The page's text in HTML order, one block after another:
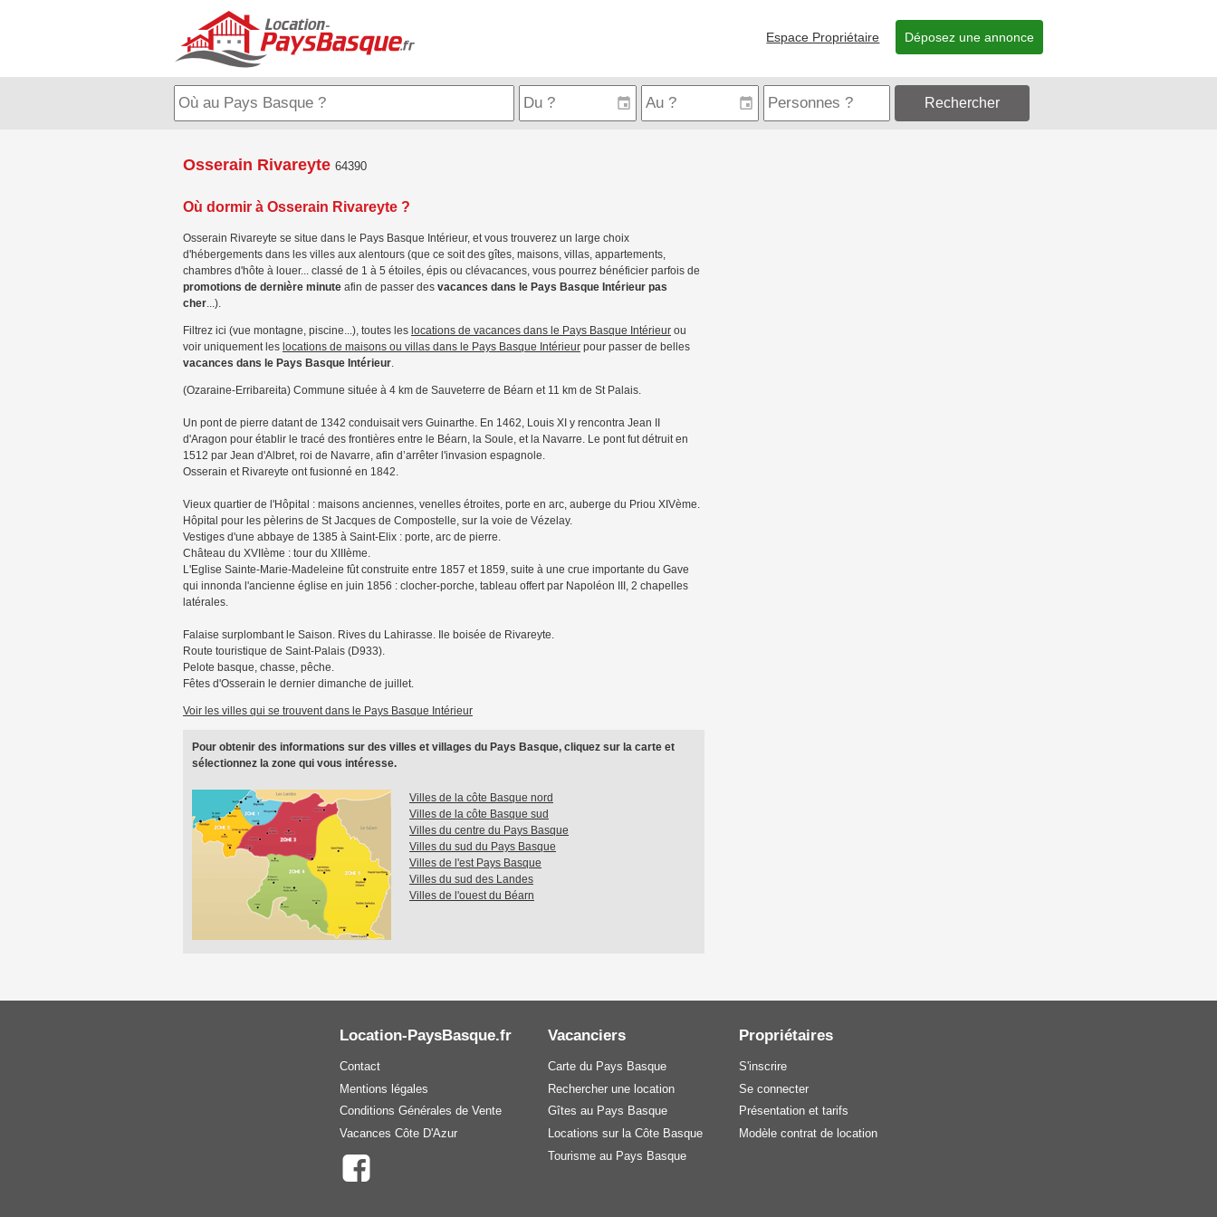
Espace Propriétaire Déposez une annonce
Rechercher
Osserain Rivareyte 64390
Où dormir à Osserain Rivareyte ?
Osserain Rivareyte se situe dans le Pays Basque Intérieur, et vous trouverez un large choix
d'hébergements dans les villes aux alentours (que ce soit des gîtes, maisons, villas, appartements,
chambres d'hôte à louer... classé de 1 à 5 étoiles, épis ou clévacances, vous pourrez bénéficier parfois de
promotions de dernière minute afin de passer des vacances dans le Pays Basque Intérieur pas
cher...).
Filtrez ici (vue montagne, piscine...), toutes les locations de vacances dans le Pays Basque Intérieur ou
voir uniquement les locations de maisons ou villas dans le Pays Basque Intérieur pour passer de belles
vacances dans le Pays Basque Intérieur.
(Ozaraine-Erribareita) Commune située à 4 km de Sauveterre de Béarn et 11 km de St Palais.
Un pont de pierre datant de 1342 conduisait vers Guinarthe. En 1462, Louis XI y rencontra Jean II
d'Aragon pour établir le tracé des frontières entre le Béarn, la Soule, et la Navarre. Le pont fut détruit en
1512 par Jean d'Albret, roi de Navarre, afin d’arrêter l'invasion espagnole.
Osserain et Rivareyte ont fusionné en 1842.
Vieux quartier de l'Hôpital : maisons anciennes, venelles étroites, porte en arc, auberge du Priou XIVème.
Hôpital pour les pèlerins de St Jacques de Compostelle, sur la voie de Vézelay.
Vestiges d'une abbaye de 1385 à Saint-Elix : porte, arc de pierre.
Château du XVIIème : tour du XIIIème.
L'Eglise Sainte-Marie-Madeleine fût construite entre 1857 et 1859, suite à une crue importante du Gave
qui innonda l'ancienne église en juin 1856 : clocher-porche, tableau offert par Napoléon III, 2 chapelles
latérales.
Falaise surplombant le Saison. Rives du Lahirasse. Ile boisée de Rivareyte.
Route touristique de Saint-Palais (D933).
Pelote basque, chasse, pêche.
Fêtes d'Osserain le dernier dimanche de juillet.
Voir les villes qui se trouvent dans le Pays Basque Intérieur
Pour obtenir des informations sur des villes et villages du Pays Basque, cliquez sur la carte et
sélectionnez la zone qui vous intéresse.
Villes de la côte Basque nord
Villes de la côte Basque sud
Villes du centre du Pays Basque
Villes du sud du Pays Basque
Villes de l'est Pays Basque
Villes du sud des Landes
Villes de l'ouest du Béarn
Location-PaysBasque.fr
Contact
Mentions légales
Conditions Générales de Vente
Vacances Côte D'Azur
Vacanciers
Carte du Pays Basque
Rechercher une location
Gîtes au Pays Basque
Locations sur la Côte Basque
Tourisme au Pays Basque
Propriétaires
S'inscrire
Se connecter
Présentation et tarifs
Modèle contrat de location